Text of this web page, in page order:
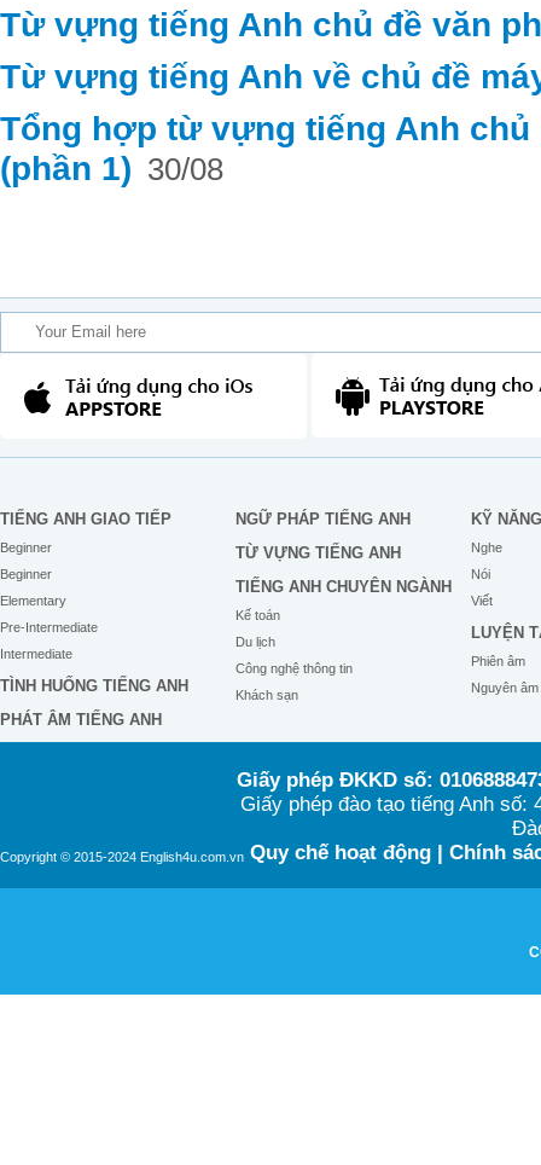
Từ vựng tiếng Anh chủ đề văn
Từ vựng tiếng Anh về chủ đề
Tổng hợp từ vựng tiếng Anh
(phần 1) 30/08
TIẾNG ANH GIAO TIẾP
Beginner
Beginner
Elementary
Pre-Intermediate
Intermediate
TÌNH HUỐNG TIẾNG ANH
PHÁT ÂM TIẾNG ANH
NGỮ PHÁP TIẾNG ANH
TỪ VỰNG TIẾNG ANH
TIẾNG ANH CHUYÊN NGÀNH
Kế toán
Du lịch
Công nghệ thông tin
Khách sạn
KỸ NĂNG
Nghe
Nói
Viết
LUYỆN
Phiên âm
Nguyên âm
Copyright © 2015-2024 English4u.com.vn
Giấy phép ĐKKD số:
Giấy phép đào tạo tiếng Anh
Quy chế hoạt động| Chính